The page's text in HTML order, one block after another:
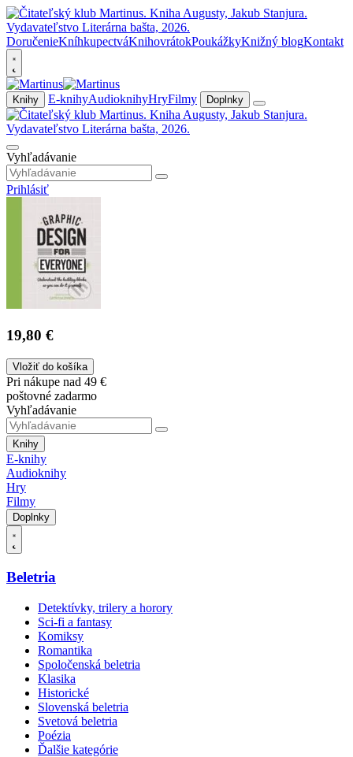
DoručenieKníhkupectváKnihovrátokPoukážkyKnižný blogKontakt
Knihy E-knihyAudioknihyHryFilmy Doplnky
Vyhľadávanie
Prihlásiť
19,80 €
Vložiť do košíka
Pri nákupe nad 49 €
poštovné zadarmo
Vyhľadávanie
Knihy
E-knihy
Audioknihy
Hry
Filmy
Doplnky
Beletria
Detektívky, trilery a horory
Sci-fi a fantasy
Komiksy
Romantika
Spoločenská beletria
Klasika
Historické
Slovenská beletria
Svetová beletria
Poézia
Ďalšie kategórie